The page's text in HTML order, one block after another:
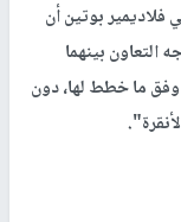
فلاديمير بوتين أن
التعاون بينهما
إس 400 "التي تسير وفق ما خطط لها، دون